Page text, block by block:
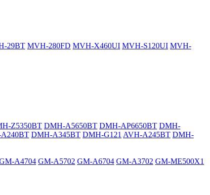
29BT MVH-280FD MVH-X460UI MVH-S120UI MVH-
Z5350BT DMH-A5650BT DMH-AP6650BT DMH-
DMH-A345BT DMH-G121 AVH-A245BT DMH-
A4704 GM-A5702 GM-A6704 GM-A3702 GM-ME500X1